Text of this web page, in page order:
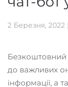
2 Березня, 2022 |
Безкоштовний
до важливих
інформації, а